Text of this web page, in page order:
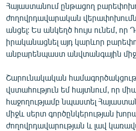
«Ազատության» բոլոր կայքերը
Հայաստանում ընթացող
ժողովրդավարական
անցել: Ես անկեղծ հույս ունեմ, որ
իրականացնել այդ կարևոր
անբարենպաստ անվտանգային
Շարունակական
վստահություն եմ հայտնում, որ
հաջողությամբ նպաստել
միջև սերտ գործընկերության
ժողովրդավարության և լավ